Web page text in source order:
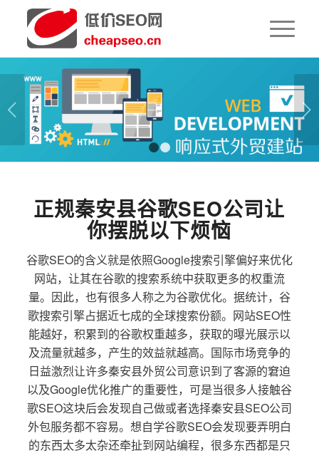
下一页
1 2
正规秦安县谷歌SEO公司让
你摆脱以下烦恼
谷歌SEO的含义就是依照Google搜索引擎偏好来优化
网站，让其在谷歌的搜索系统中获取更多的权重流
量。因此，也有很多人称之为谷歌优化。据统计，谷
歌搜索引擎占据近七成的全球搜索份额。网站SEO性
能越好，积累到的谷歌权重越多，获取的曝光展示以
及流量就越多，产生的效益就越高。国际市场竞争的
日益激烈让许多秦安县外贸公司意识到了客源的窘迫
以及Google优化推广的重要性，可是当很多人接触谷
歌SEO这块后会发现自己做或者选择秦安县SEO公司
外包服务都不容易。想自学谷歌SEO会发现要弄明白
的东西太多太杂还牵扯到网站编程，很多东西都是只